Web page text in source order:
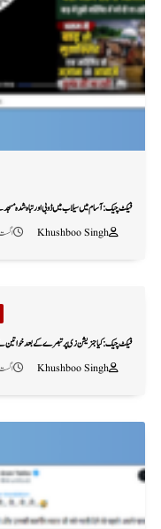
فیکٹ چیک: آسام میں سیلاب میں ڈوبی اور تباہ شدہ
Khushboo Singh
اگست 5,
فیکٹ چیک: کیا جنریشن زی پر تبصرے کے بعد خواتین نے
Khushboo Singh
اگست 4,